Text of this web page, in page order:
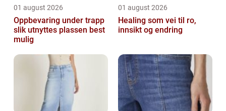
01 august 2026
Oppbevaring under trapp
slik utnyttes plassen best
mulig
01 august 2026
Healing som vei til ro,
innsikt og endring